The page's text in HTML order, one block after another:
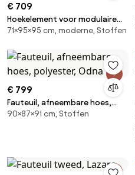
€ 709
Hoekelement voor modulaire
bank, in badstof, Seven
71×95×95 cm, moderne, Stoffen
€ 799
Fauteuil, afneembare hoes,
polyester, Odna
90×87×91 cm, Stoffen